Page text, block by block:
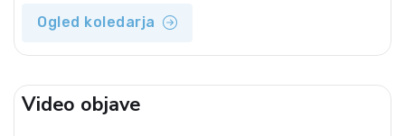
Ogled koledarja
Video objave